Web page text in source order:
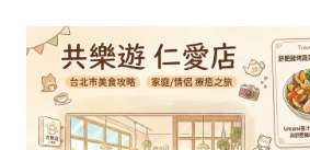
食、
交
通、
停